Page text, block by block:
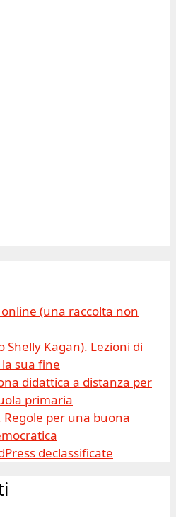
(una raccolta non
Shelly Kagan). Lezioni di
sua fine
didattica a distanza per
primaria
Regole per una buona
declassificate